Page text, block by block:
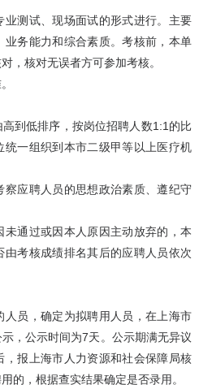
测试、现场面试的形式进行。主要
务能力和综合素质。考核前，本单
，核对无误者方可参加考核。
低排序，按岗位招聘人数1:1的比
一组织到本市二级甲等以上医疗机
应聘人员的思想政治素质、遵纪守
通过或因本人原因主动放弃的，本
考核成绩排名其后的应聘人员依次
员，确定为拟聘用人员，在上海市
，公示时间为7天。公示期满无异议
报上海市人力资源和社会保障局核
的，根据查实结果确定是否录用。